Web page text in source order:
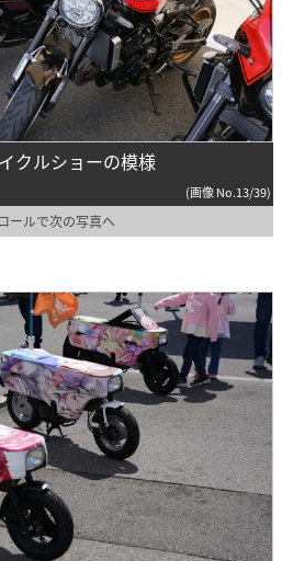
クルショーの模様
(画像 No.13/39)
ールで次の写真へ